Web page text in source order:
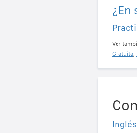
¿En
Ver
Gratuita,
Inglés